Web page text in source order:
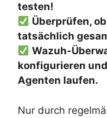
testen!
Überprüfen,
tatsächlich
Wazuh-
konfigurieren
Agenten laufen.
Nur durch